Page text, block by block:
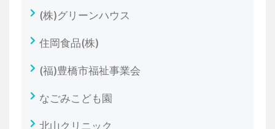
(株)グリーンハウス
住岡食品(株)
(福)豊橋市福祉事業会
なごみこども園
北山クリニック